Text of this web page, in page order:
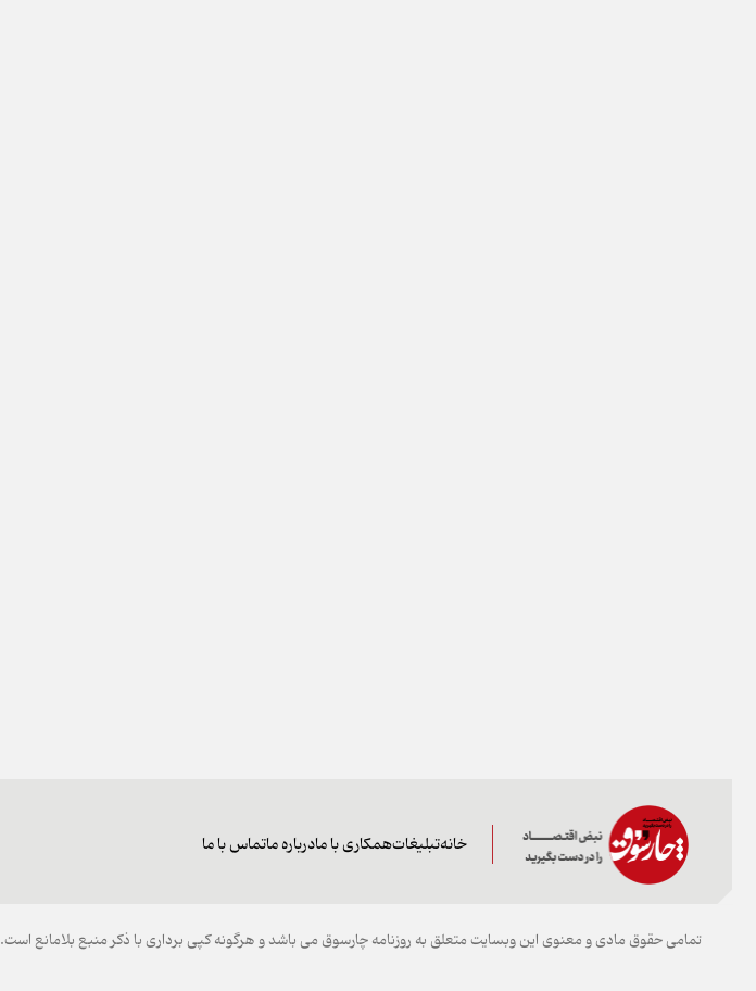
خانهتبلیغاتهمکاری با مادرباره ماتماس با ما
تمامی حقوق مادی و معنوی این وبسایت متعلق به روزنامه چارسوق می باشد و هرگونه کپی برداری با ذکر منبع بلامانع است.